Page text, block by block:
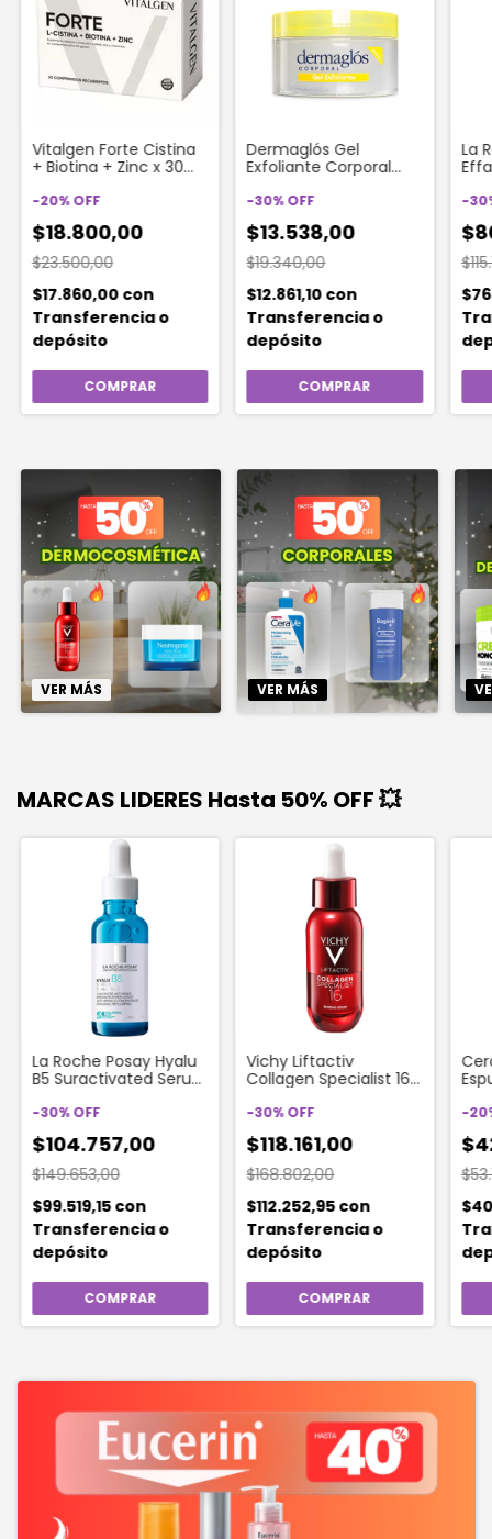
Vitalgen Forte Cistina
+ Biotina + Zinc x 30
-20%OFF
$18.800,00
$23.500,00
$17.860,00 con
Transferencia o
depósito
Dermaglós Gel
Exfoliante Corporal
-30%OFF
$13.538,00
$19.340,00
$12.861,10 con
Transferencia o
depósito
La
-30
VER MÁS VER MÁS
MARCAS LIDERES Hasta 50% OFF 💥
La Roche Posay Hyalu
B5 Suractivated Serum
30ml
-30%OFF
$104.757,00
$149.653,00
$99.519,15con
Transferencia o
depósito
Vichy Liftactiv
Collagen Specialist 16
Antiedad X 30ml
-30%OFF
$118.161,00
$168.802,00
$112.252,95con
Transferencia o
depósito
-20